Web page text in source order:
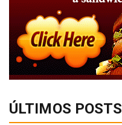
ÚLTIMOS POSTS